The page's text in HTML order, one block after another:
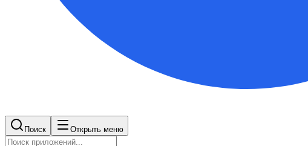
Поиск Открыть меню